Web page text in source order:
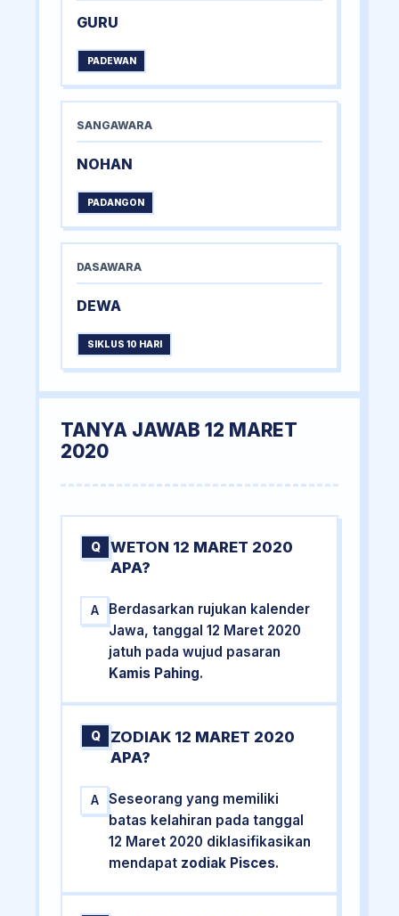
GURU
PADEWAN
SANGAWARA
NOHAN
PADANGON
DASAWARA
DEWA
SIKLUS 10 HARI
TANYA JAWAB 12 MARET
2020
Q
WETON 12 MARET 2020
APA?
A
Berdasarkan rujukan kalender
Jawa, tanggal 12 Maret 2020
jatuh pada wujud pasaran
Kamis Pahing.
Q
ZODIAK 12 MARET 2020
APA?
A
Seseorang yang memiliki
batas kelahiran pada tanggal
12 Maret 2020 diklasifikasikan
mendapat zodiak Pisces.